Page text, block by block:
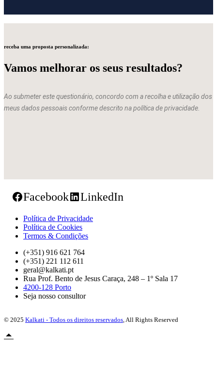
receba uma proposta personalizada:
Vamos melhorar os seus resultados?
Ao submeter este questionário, concordo com a recolha e utilização dos
meus dados pessoais conforme descrito na política de privacidade.
Facebook LinkedIn
Política de Privacidade
Política de Cookies
Termos & Condições
(+351) 916 621 764
(+351) 221 112 611
geral@kalkati.pt
Rua Prof. Bento de Jesus Caraça, 248 – 1º Sala 17
4200-128 Porto
Seja nosso consultor
© 2025 Kalkati - Todos os direitos reservados, All Rights Reserved